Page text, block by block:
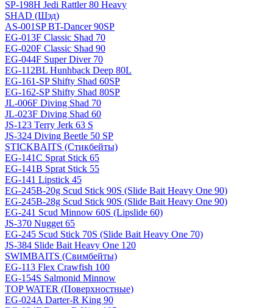
SP-198H Jedi Rattler 80 Heavy
SHAD (Шэд)
AS-001SP BT-Dancer 90SP
EG-013F Classic Shad 70
EG-020F Classic Shad 90
EG-044F Super Diver 70
EG-112BL Hunhback Deep 80L
EG-161-SP Shifty Shad 60SP
EG-162-SP Shifty Shad 80SP
JL-006F Diving Shad 70
JL-023F Diving Shad 60
JS-123 Terry Jerk 63 S
JS-324 Diving Beetle 50 SP
STICKBAITS (Стикбейты)
EG-141C Sprat Stick 65
EG-141B Sprat Stick 55
EG-141 Lipstick 45
EG-245B-20g Scud Stick 90S (Slide Bait Heavy One 90)
EG-245B-28g Scud Stick 90S (Slide Bait Heavy One 90)
EG-241 Scud Minnow 60S (Lipslide 60)
JS-370 Nugget 65
EG-245 Scud Stick 70S (Slide Bait Heavy One 70)
JS-384 Slide Bait Heavy One 120
SWIMBAITS (Свимбейты)
EG-113 Flex Crawfish 100
EG-154S Salmonid Minnow
TOP WATER (Поверхностные)
EG-024A Darter-R King 90